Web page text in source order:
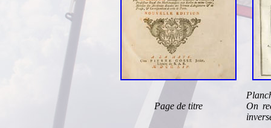
Page de titre
On